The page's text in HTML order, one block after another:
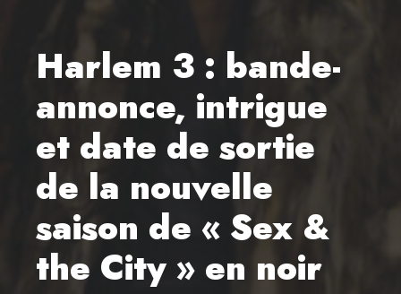
Harlem 3 : bande-
annonce, intrigue
et date de sortie
de la nouvelle
saison de « Sex &
the City » en noir